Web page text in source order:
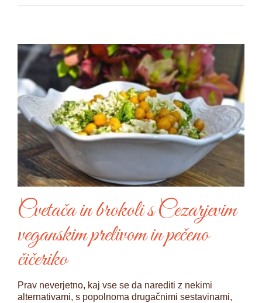
Cvetača in brokoli s Cezarjevim
veganskim prelivom in pečeno
čičeriko
Prav neverjetno, kaj vse se da narediti z nekimi
alternativami, s popolnoma drugačnimi sestavinami,